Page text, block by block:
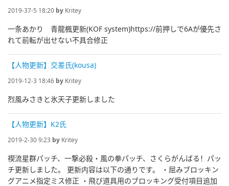
2019-37-5 18:20 by Kritey
一条あかり 青龍楓更新(KOF system)https://前押しで6Aが優先さ
れて前転が出せない不具合修正
【人物更新】交差氏(kousa)
2019-12-3 18:46 by Kritey
烈風みさきと氷天子更新しました
【人物更新】K2氏
2019-2-30 9:23 by Kritey
禊流星群パッチ、一撃必殺・風の拳パッチ、さくらがんばる！パッ
チ更新しました。 更新内容は以下の通りです。 ・屈みブロッキン
グアニメ指定ミス修正 ・飛び道具用のブロッキング受付項目追加